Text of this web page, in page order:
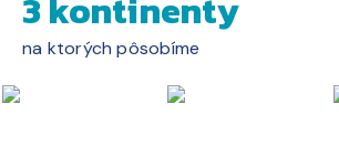
3 kontinenty
na ktorých pôsobíme